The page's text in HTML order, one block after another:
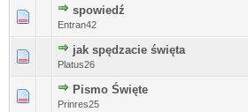
spowiedź
Entran42
0 głosów - średnia ocena: 0 na 5
jak spędzacie święta
Platus26
0 głosów - średnia ocena: 0 na 5
Pismo Święte
Prinres25
0 głosów - średnia ocena: 0 na 5